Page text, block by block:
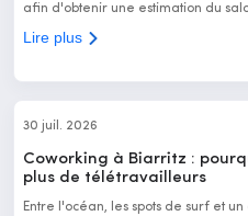
afin d'obtenir une estimation du
Lire plus
30 juil. 2026
Coworking à Biarritz :
plus de télétravailleurs
Entre l'océan, les spots de surf et